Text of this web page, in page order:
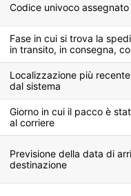
Codice univoco
Fase in cui si trova la
in transito, in consegna,
Localizzazione più
dal sistema
Giorno in cui il pacco è
al corriere
Previsione della data di
destinazione